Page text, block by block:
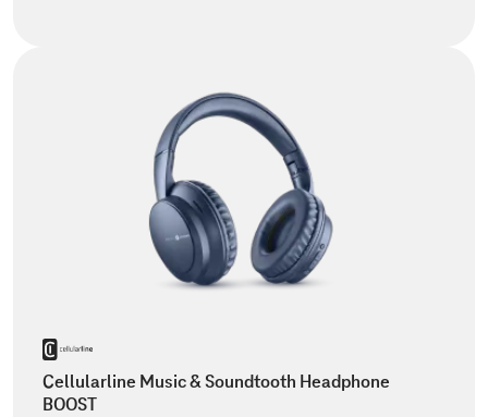
Cellularline Music & Soundtooth Headphone
BOOST